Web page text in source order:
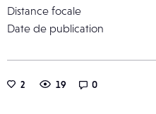
Distance focale
Date de publication
2 19 0